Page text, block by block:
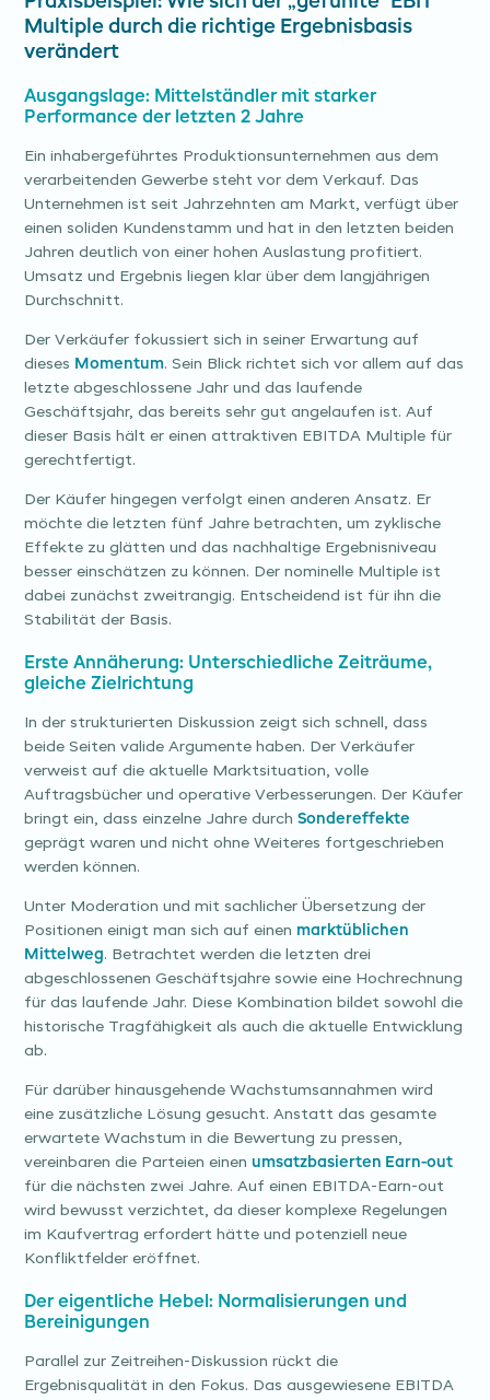
Multiple durch die richtige Ergebnisbasis
verändert
Ausgangslage: Mittelständler mit starker
Performance der letzten 2 Jahre
Ein inhabergeführtes Produktionsunternehmen aus dem
verarbeitenden Gewerbe steht vor dem Verkauf. Das
Unternehmen ist seit Jahrzehnten am Markt, verfügt über
einen soliden Kundenstamm und hat in den letzten beiden
Jahren deutlich von einer hohen Auslastung profitiert.
Umsatz und Ergebnis liegen klar über dem langjährigen
Durchschnitt.
Der Verkäufer fokussiert sich in seiner Erwartung auf
dieses Momentum. Sein Blick richtet sich vor allem auf das
letzte abgeschlossene Jahr und das laufende
Geschäftsjahr, das bereits sehr gut angelaufen ist. Auf
dieser Basis hält er einen attraktiven EBITDA Multiple für
gerechtfertigt.
Der Käufer hingegen verfolgt einen anderen Ansatz. Er
möchte die letzten fünf Jahre betrachten, um zyklische
Effekte zu glätten und das nachhaltige Ergebnisniveau
besser einschätzen zu können. Der nominelle Multiple ist
dabei zunächst zweitrangig. Entscheidend ist für ihn die
Stabilität der Basis.
Erste Annäherung: Unterschiedliche Zeiträume,
gleiche Zielrichtung
In der strukturierten Diskussion zeigt sich schnell, dass
beide Seiten valide Argumente haben. Der Verkäufer
verweist auf die aktuelle Marktsituation, volle
Auftragsbücher und operative Verbesserungen. Der Käufer
bringt ein, dass einzelne Jahre durchSondereffekte
geprägt waren und nicht ohne Weiteres fortgeschrieben
werden können.
Unter Moderation und mit sachlicher Übersetzung der
Positionen einigt man sich auf einen marktüblichen
Mittelweg. Betrachtet werden die letzten drei
abgeschlossenen Geschäftsjahre sowie eine Hochrechnung
für das laufende Jahr. Diese Kombination bildet sowohl die
historische Tragfähigkeit als auch die aktuelle Entwicklung
ab.
Für darüber hinausgehende Wachstumsannahmen wird
eine zusätzliche Lösung gesucht. Anstatt das gesamte
erwartete Wachstum in die Bewertung zu pressen,
vereinbaren die Parteien einen umsatzbasierten Earn-out
für die nächsten zwei Jahre. Auf einen EBITDA-Earn-out
wird bewusst verzichtet, da dieser komplexe Regelungen
im Kaufvertrag erfordert hätte und potenziell neue
Konfliktfelder eröffnet.
Der eigentliche Hebel: Normalisierungen und
Bereinigungen
Parallel zur Zeitreihen-Diskussion rückt die
Ergebnisqualität in den Fokus. Das ausgewiesene EBITDA